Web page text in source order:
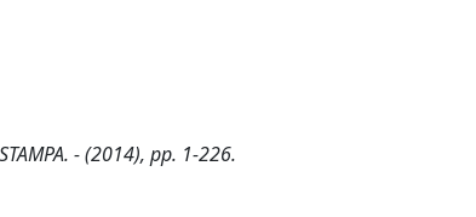
- (2014), pp. 1-226.